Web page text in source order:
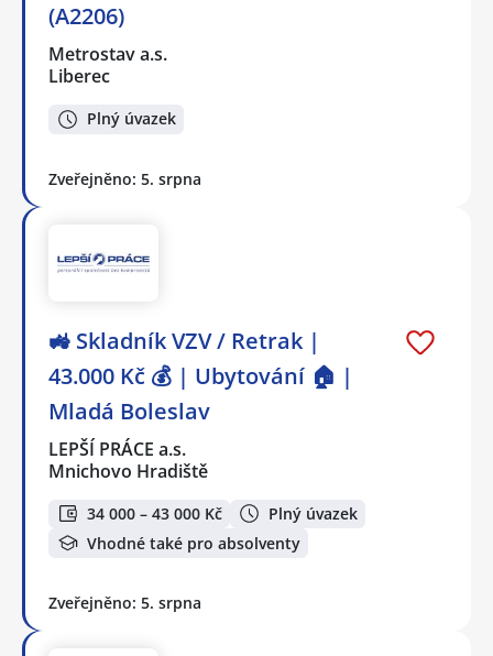
(A2206)
Metrostav a.s.
Liberec
Plný úvazek
Zveřejněno: 5. srpna
🚜 Skladník VZV / Retrak |
43.000 Kč 💰 | Ubytování 🏠 |
Mladá Boleslav
LEPŠÍ PRÁCE a.s.
Mnichovo Hradiště
34 000 – 43 000 Kč
Plný úvazek
Vhodné také pro absolventy
Zveřejněno: 5. srpna